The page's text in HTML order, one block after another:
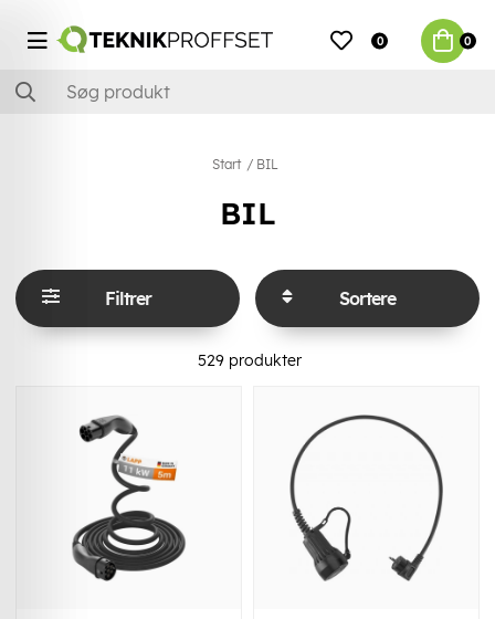
0 0
Start BIL
BIL
Filtrer Sortere
529 produkter